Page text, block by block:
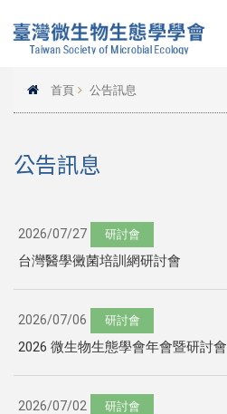
首頁 公告訊息
公告訊息
2026/07/27 研討會
台灣醫學黴菌培訓網研討會
2026/07/06 研討會
2026 微生物生態學會年會暨研討會
2026/07/02 研討會